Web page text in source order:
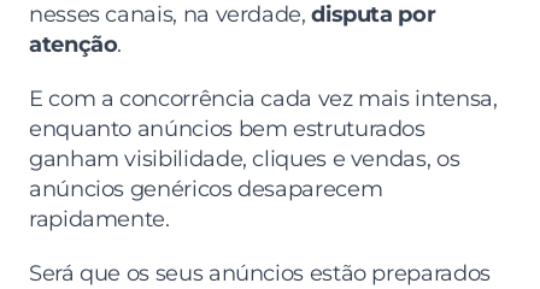
nesses canais, na verdade, disputa por
atenção.
E com a concorrência cada vez mais intensa,
enquanto anúncios bem estruturados
ganham visibilidade, cliques e vendas, os
anúncios genéricos desaparecem
rapidamente.
Será que os seus anúncios estão preparados